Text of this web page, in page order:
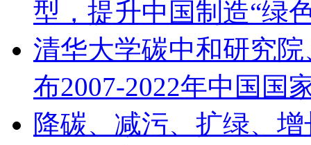
型，提升中国制造“绿
清华大学碳中和研究
布2007-2022年中国国
降碳、减污、扩绿、